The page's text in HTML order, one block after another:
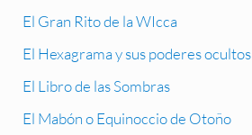
El Gran Rito de la WIcca
El Hexagrama y sus poderes ocultos
El Libro de las Sombras
El Mabón o Equinoccio de Otoño